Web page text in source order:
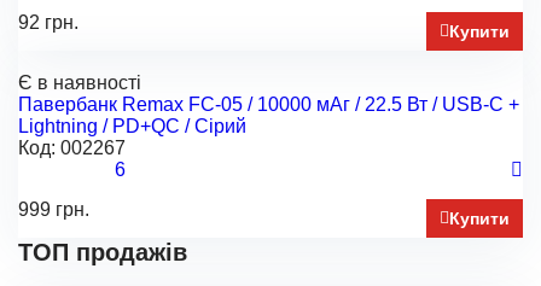
92 грн. Купити
Є в наявності
Павербанк Remax FC-05 / 10000 мАг / 22.5 Вт / USB-C +
Lightning / PD+QC / Cірий
Код: 002267
6
999 грн.
Купити
ТОП продажів